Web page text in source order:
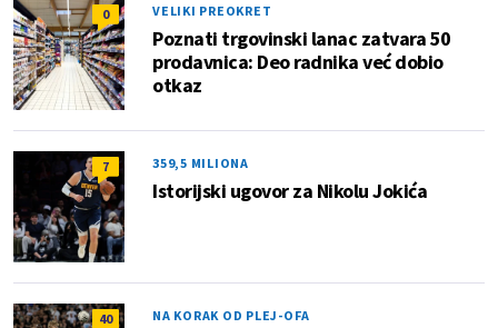
0 VELIKI PREOKRET
Poznati trgovinski lanac zatvara 50
prodavnica: Deo radnika već dobio
otkaz
7 359,5 MILIONA
Istorijski ugovor za Nikolu Jokića
40 NA KORAK OD PLEJ-OFA